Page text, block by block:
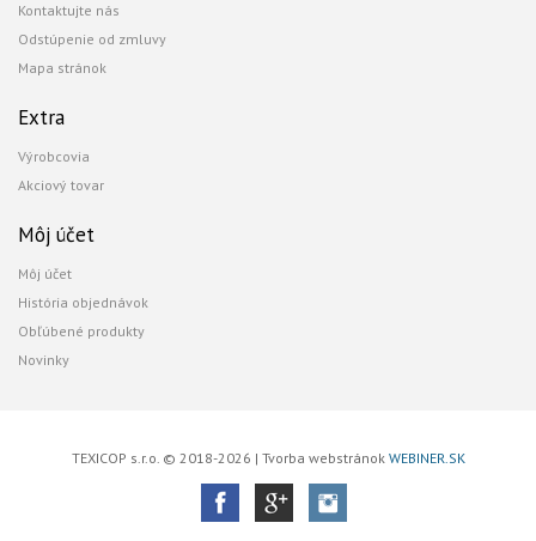
Kontaktujte nás
Odstúpenie od zmluvy
Mapa stránok
Extra
Výrobcovia
Akciový tovar
Môj účet
Môj účet
História objednávok
Obľúbené produkty
Novinky
TEXICOP s.r.o. © 2018-2026 | Tvorba webstránok WEBINER.SK